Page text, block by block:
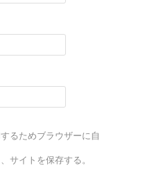
るためブラウザーに自
サイトを保存する。